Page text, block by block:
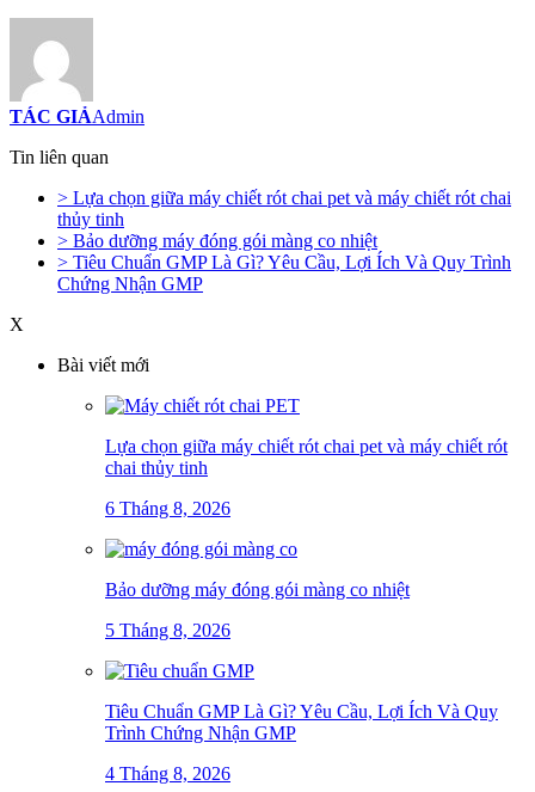
TÁC GIẢAdmin
Tin liên quan
> Lựa chọn giữa máy chiết rót chai pet và máy chiết rót chai
thủy tinh
> Bảo dưỡng máy đóng gói màng co nhiệt
> Tiêu Chuẩn GMP Là Gì? Yêu Cầu, Lợi Ích Và Quy Trình
Chứng Nhận GMP
X
Bài viết mới
Lựa chọn giữa máy chiết rót chai pet và máy chiết rót
chai thủy tinh
6 Tháng 8, 2026
Bảo dưỡng máy đóng gói màng co nhiệt
5 Tháng 8, 2026
Tiêu Chuẩn GMP Là Gì? Yêu Cầu, Lợi Ích Và Quy
Trình Chứng Nhận GMP
4 Tháng 8, 2026